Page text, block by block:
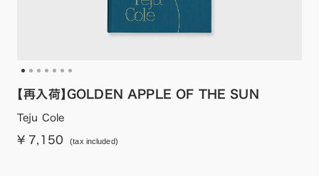
【再入荷】GOLDEN APPLE OF THE SUN
Teju Cole
¥ 7,150 (tax included)